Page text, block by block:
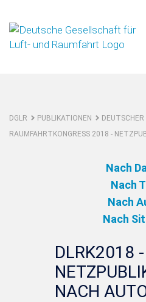
DGLR PUBLIKATIONEN
DEUTSCHER
RAUMFAHRTKONGRESS 2018 -
Nach
Nach
Nach
Nach
DLRK2018 -
NACH